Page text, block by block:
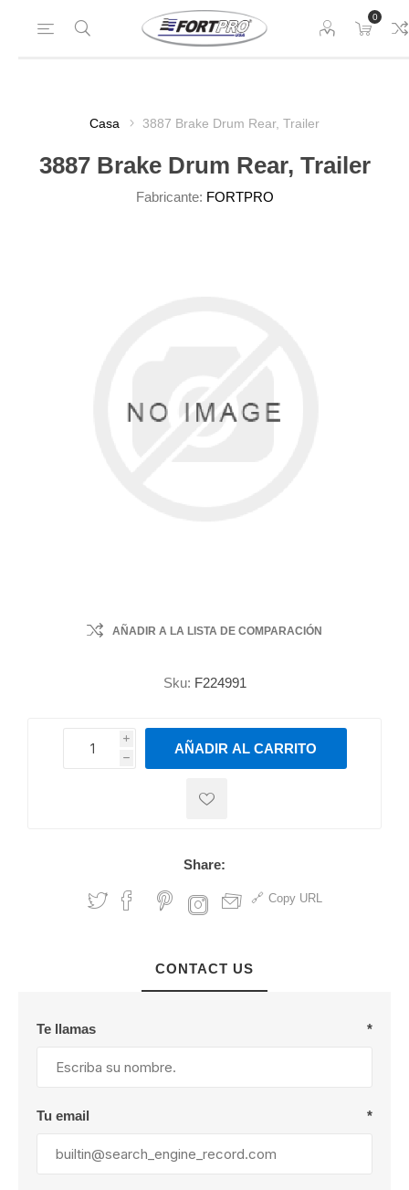
0
Casa 3887 Brake Drum Rear, Trailer
3887 Brake Drum Rear, Trailer
Fabricante: FORTPRO
AÑADIR A LA LISTA DE COMPARACIÓN
Sku: F224991
i
h
h
AÑADIR AL CARRITO
Share:
Copy URL
CONTACT US
Te llamas *
Tu email *